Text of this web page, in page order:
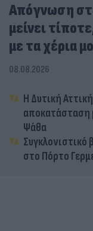
Απόγνωση
μείνει
με τα χέρια
08.08.2026
Η Δυτική
αποκατάσταση
Ψάθα
Συγκλονιστικό
στο Πόρτο